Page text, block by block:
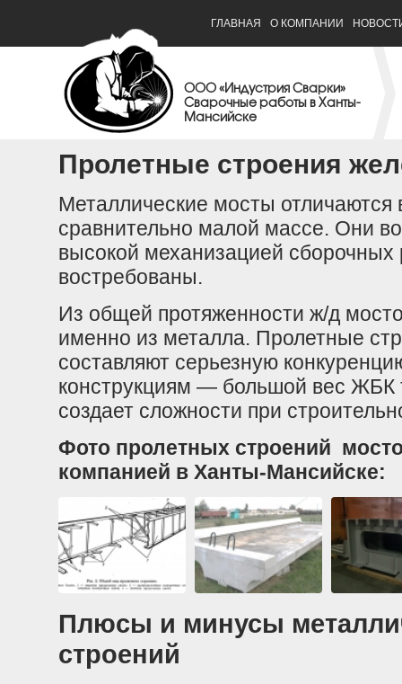
ГЛАВНАЯ О КОМПАНИИ
ООО «Индустрия Сварки»
Сварочные работы в Ханты-
Мансийске
Пролетные строения
Металлические мосты отличаются
сравнительно малой массе. Они
высокой механизацией сборочных
востребованы.
Из общей протяженности ж/д
именно из металла. Пролетные
составляют серьезную
конструкциям — большой вес ЖБК
создает сложности при
Фото пролетных строений
компанией в Ханты-Мансийске:
Плюсы и минусы
строений